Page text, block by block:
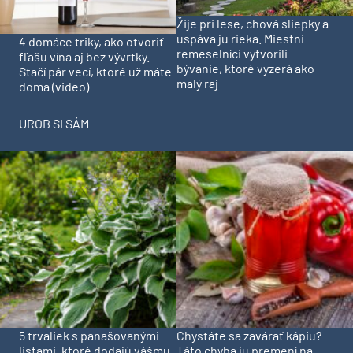
4 domáce triky, ako otvoriť
fľašu vína aj bez vývrtky.
Stačí pár vecí, ktoré už máte
doma (video)
Žije pri lese, chová sliepky a
uspáva ju rieka. Miestni
remeselníci vytvorili
bývanie, ktoré vyzerá ako
malý raj
UROB SI SÁM
5 trvaliek s panašovanými
Chystáte sa zavárať kápiu?